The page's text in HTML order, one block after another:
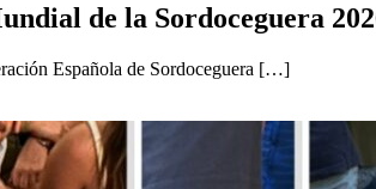
de la Sordoceguera
Española de Sordoceguera […]